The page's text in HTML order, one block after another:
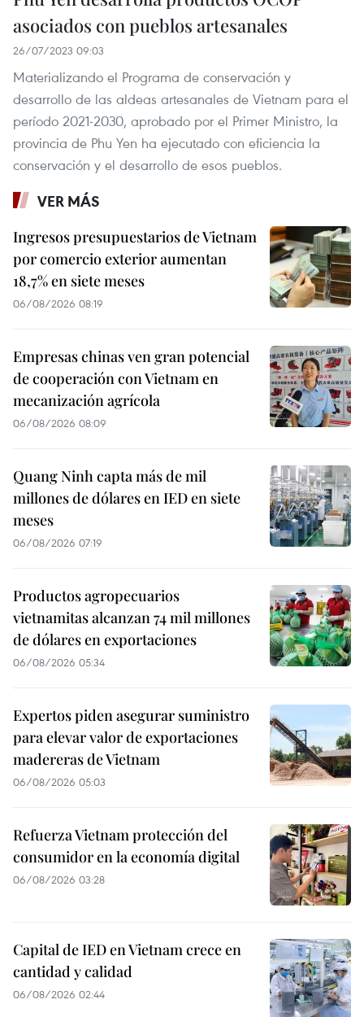
asociados con pueblos artesanales
26/07/2023 09:03
Materializando el Programa de conservación y
desarrollo de las aldeas artesanales de Vietnam para el
período 2021-2030, aprobado por el Primer Ministro, la
provincia de Phu Yen ha ejecutado con eficiencia la
conservación y el desarrollo de esos pueblos.
VER MÁS
Ingresos presupuestarios de Vietnam
por comercio exterior aumentan
18,7% en siete meses
06/08/2026 08:19
Empresas chinas ven gran potencial
de cooperación con Vietnam en
mecanización agrícola
06/08/2026 08:09
Quang Ninh capta más de mil
millones de dólares en IED en siete
meses
06/08/2026 07:19
Productos agropecuarios
vietnamitas alcanzan 74 mil millones
de dólares en exportaciones
06/08/2026 05:34
Expertos piden asegurar suministro
para elevar valor de exportaciones
madereras de Vietnam
06/08/2026 05:03
Refuerza Vietnam protección del
consumidor en la economía digital
06/08/2026 03:28
Capital de IED en Vietnam crece en
cantidad y calidad
06/08/2026 02:44